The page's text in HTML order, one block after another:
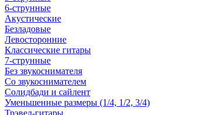
6-струнные
Акустические
Безладовые
Левосторонние
Классические гитары
7-струнные
Без звукоснимателя
Со звукоснимателем
Солидбади и сайлент
Уменьшенные размеры (1/4, 1/2, 3/4)
Трэвел-гитары